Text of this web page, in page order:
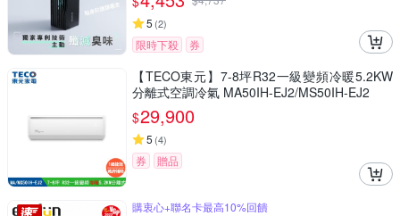
5 (2)
限時下殺 券
【TECO東元】7-8坪R32一級變頻冷暖5.2KW
分離式空調冷氣 MA50IH-EJ2/MS50IH-EJ2
$29,900
5 (4)
券 贈品
購衷心+聯名卡最高10%回饋